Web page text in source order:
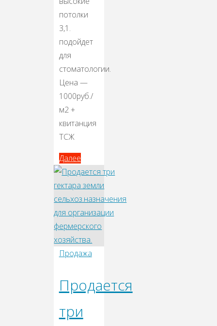
потолки
3,1.
подойдет
для
стоматологии.
Цена —
1000руб./
м2 +
квитанция
ТСЖ
ДалееДалее
Продажа
Продается
три